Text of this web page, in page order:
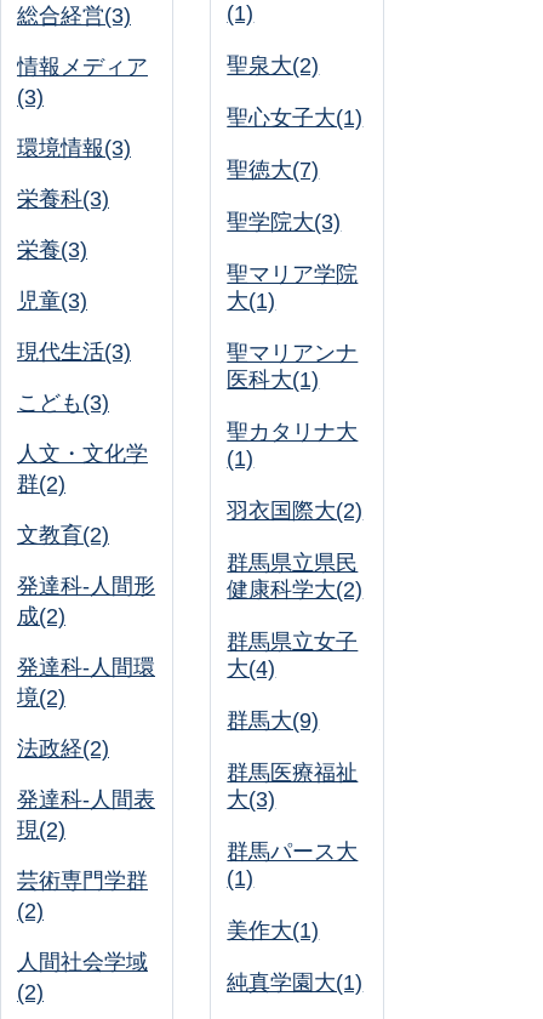
総合経営(3)
情報メディア
(3)
環境情報(3)
栄養科(3)
栄養(3)
児童(3)
現代生活(3)
こども(3)
人文・文化学
群(2)
文教育(2)
発達科-人間形
成(2)
発達科-人間環
境(2)
法政経(2)
発達科-人間表
現(2)
芸術専門学群
(2)
人間社会学域
(2)
(1)
聖泉大(2)
聖心女子大(1)
聖徳大(7)
聖学院大(3)
聖マリア学院
大(1)
聖マリアンナ
医科大(1)
聖カタリナ大
(1)
羽衣国際大(2)
群馬県立県民
健康科学大(2)
群馬県立女子
大(4)
群馬大(9)
群馬医療福祉
大(3)
群馬パース大
(1)
美作大(1)
純真学園大(1)